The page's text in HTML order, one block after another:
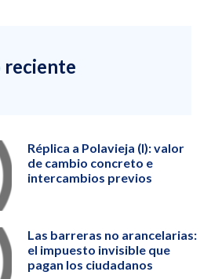
reciente
Réplica a Polavieja (I): valor
de cambio concreto e
intercambios previos
Las barreras no arancelarias:
el impuesto invisible que
pagan los ciudadanos